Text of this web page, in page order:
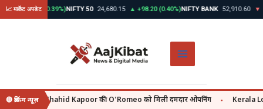
Skip
to
📈 मार्केट अपडेट
▲ +312.45 (0.39%)NIFTY 50 24,680.15 ▲ +98.20 (0.40%)NIFTY BANK 52,910.60 ▼ -
🔴 ब्रेकिंग न्यूज़
se, वहीं Shahid Kapoor की O’Romeo को मिली दमदार ओपनिंग Kerala